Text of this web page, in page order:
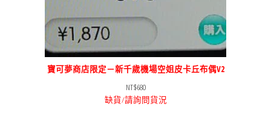
寶可夢商店限定－新千歲機場空姐皮卡丘布偶V2
NT$680
缺貨/請詢問貨況